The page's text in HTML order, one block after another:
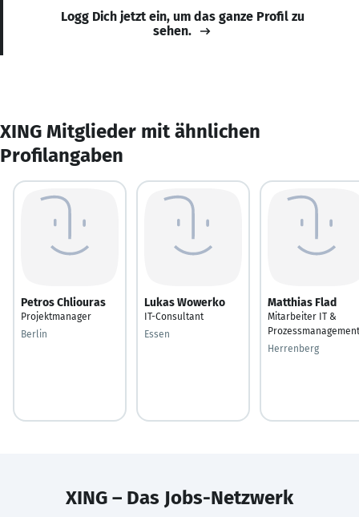
Logg Dich jetzt ein, um das ganze Profil zu
sehen.
XING Mitglieder mit ähnlichen
Profilangaben
Petros Chliouras
Projektmanager
Berlin
Lukas Wowerko
IT-Consultant
Essen
Matthias Flad
Mitarbeiter IT &
Prozessmanagement
Herrenberg
XING – Das Jobs-Netzwerk